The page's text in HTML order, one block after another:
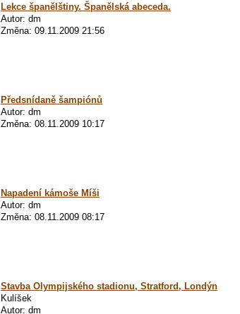
Lekce španělštiny. Španělská abeceda.
Autor: dm
Změna: 09.11.2009 21:56
Předsnídaně šampiónů
Autor: dm
Změna: 08.11.2009 10:17
Napadení kámoše Míši
Autor: dm
Změna: 08.11.2009 08:17
Stavba Olympijského stadionu, Stratford, Londýn
Kulíšek
Autor: dm